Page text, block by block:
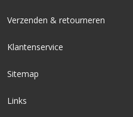
Verzenden & retourneren
Klantenservice
Sitemap
Links